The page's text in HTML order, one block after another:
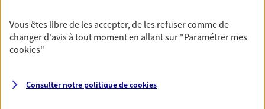
DEMANDER UN DEVIS
VOIR TOUTES NOS OFFRES
Vous êtes libre de les accepter, de les refuser comme de
changer d'avis à tout moment en allant sur "Paramétrer mes
cookies"
Consulter notre politique decookies